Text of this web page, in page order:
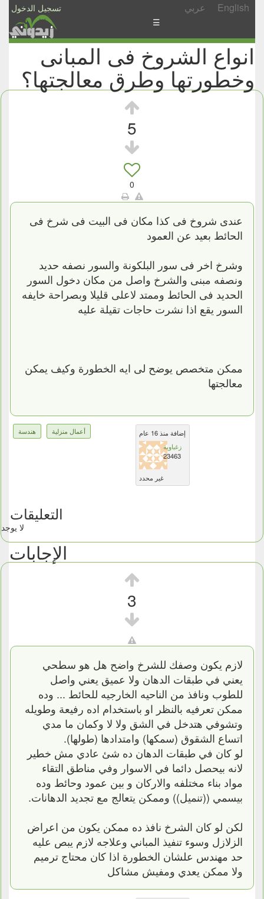
تسجيل الدخول عربي English
الأخبار
الأسئلة
والمشاركات
☰
انواع الشروخ فى المبانى
وخطورتها وطرق معالجتها؟
5
0
عندى شروخ فى كذا مكان فى البيت فى شرخ فى
الحائط بعيد عن العمود
وشرخ اخر فى سور البلكونة والسور نصفه حديد
ونصفه مبنى والشرخ واصل من مكان دخول السور
الحديد فى الحائط وممتد لاعلى قليلا وبصراحة خايفه
السور يقع اذا نشرت حاجات تقيلة عليه
ممكن متخصص يوضح لى ايه الخطورة وكيف يمكن
معالجتها
أعمال منزلية هندسة
إضافة منذ 16 عام
زغباوية
23463
غير محدد
التعليقات
لا يوجد
الإجابات
3
لازم يكون وصفك للشرخ واضح هل هو سطحي
يعني في طبقات الدهان ولا عميق يعني واصل
للطوب ونافذ من الناحيه الخارجيه للحائط ... وده
ممكن تعرفيه بالنظر او باستخدام اده رفيعة وطويله
وتشوفي هتدخل في الشق ولا لا وكمان ما مدي
اتساع الشقوق (سمكها) وامتدادها (طولها).
لو كان في طبقات الدهان ده شئ عادي مش خطير
لانه بيحصل دائما في الاسوار وفي مناطق التقاء
مواد بناء مختلفه والاركان و بين عمود وحائط وده
بيسمي ((تنميل)) وممكن يتعالج مع تجديد الدهانات.
لكن لو كان الشرخ نافذ ده ممكن يكون من اعراض
الزلازل وسوء تنفيذ المباني وعلاجه لازم يبص عليه
حد مهندس علشان الخطورة اذا كان محتاج ترميم
ولا ممكن يعدي ومفيش مشاكل